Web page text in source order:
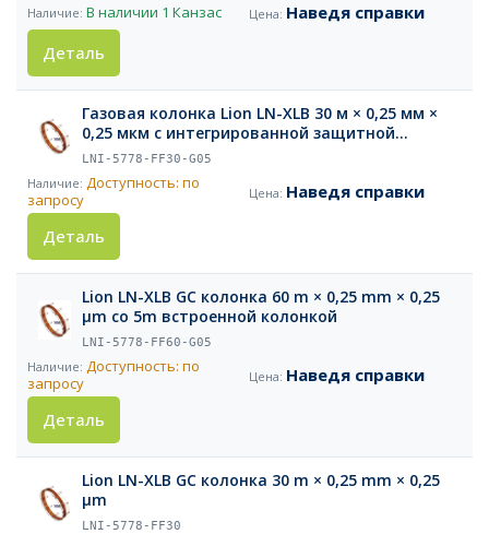
В наличии 1 Канзас
Наведя справки
Деталь
Газовая колонка Lion LN-XLB 30 м × 0,25 мм ×
0,25 мкм с интегрированной защитной
колонкой длиной 5 м
LNI-5778-FF30-G05
Доступность: по
запросу
Наведя справки
Деталь
Lion LN-XLB GC колонка 60 m × 0,25 mm × 0,25
µm co 5m встроенной колонкой
LNI-5778-FF60-G05
Доступность: по
запросу
Наведя справки
Деталь
Lion LN-XLB GC колонка 30 m × 0,25 mm × 0,25
µm
LNI-5778-FF30